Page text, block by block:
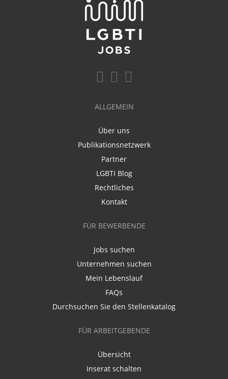
ALLGEMEIN
Über uns
Publikationsnetzwerk
Partner
LGBTI Blog
Rechtliches
Kontakt
FÜR BEWERBENDE
Jobs suchen
Unternehmen suchen
Mein Lebenslauf
FAQs
Durchsuchen Sie den Stellenkatalog
FÜR ARBEITGEBENDE
Übersicht
Inserat schalten